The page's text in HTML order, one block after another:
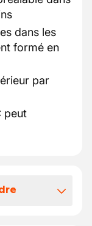
dans les
formé en
par
peut